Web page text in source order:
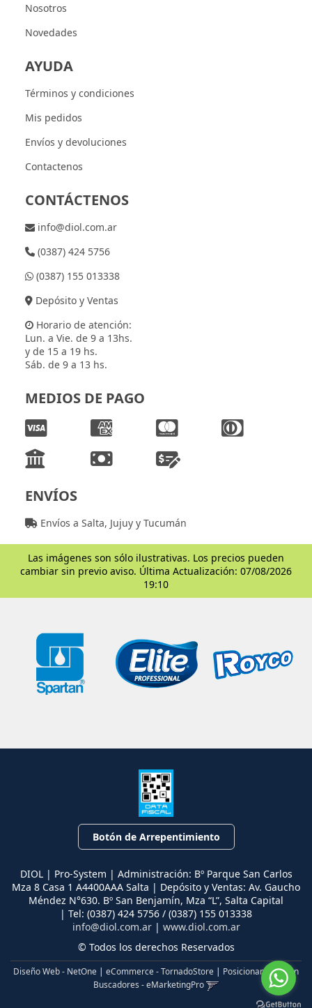
Nosotros
Novedades
AYUDA
Términos y condiciones
Mis pedidos
Envíos y devoluciones
Contactenos
CONTÁCTENOS
info@diol.com.ar
(0387) 424 5756
(0387) 155 013338
Depósito y Ventas
Horario de atención:
Lun. a Vie. de 9 a 13hs.
y de 15 a 19 hs.
Sáb. de 9 a 13 hs.
MEDIOS DE PAGO
ENVÍOS
Envíos a Salta, Jujuy y Tucumán
Las imágenes son sólo ilustrativas. Los precios pueden
cambiar sin previo aviso. Última Actualización: 07/08/2026
19:10
Botón de Arrepentimiento
DIOL | Pro-System | Administración: Bº Parque San Carlos
Mza 8 Casa 1 A4400AAA Salta | Depósito y Ventas: Av. Gaucho
Méndez N°630. Bº San Benjamín, Mza “L”, Salta Capital
| Tel: (0387) 424 5756 / (0387) 155 013338
info@diol.com.ar| www.diol.com.ar
© Todos los derechos Reservados
Diseño Web - NetOne | eCommerce - TornadoStore | Posicionamiento en
Buscadores - eMarketingPro